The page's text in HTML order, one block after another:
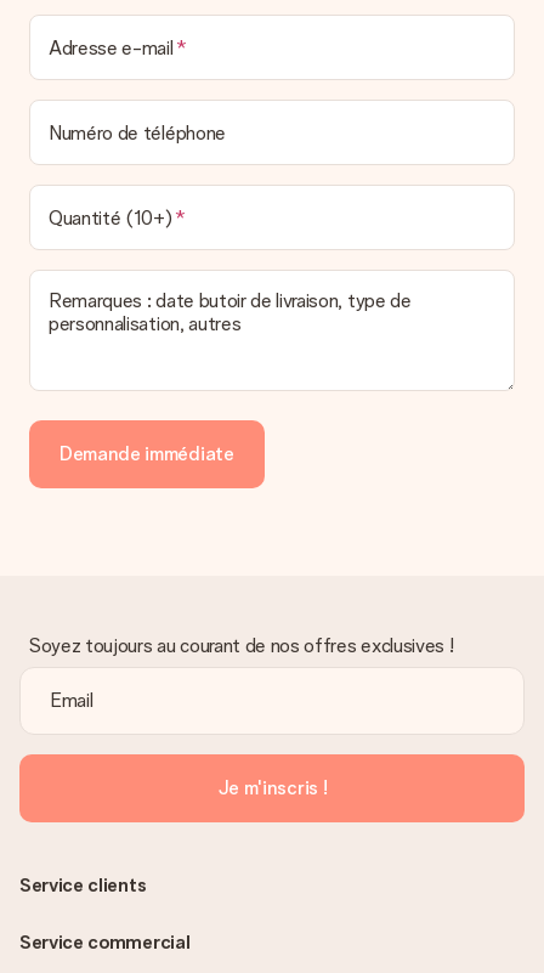
Adresse e-mail
Numéro de téléphone
Quantité (10+)
Remarques : date butoir de livraison, type de
personnalisation, autres
Demande immédiate
Soyez toujours au courant de nos offres exclusives !
Je m'inscris !
Service clients
Service commercial